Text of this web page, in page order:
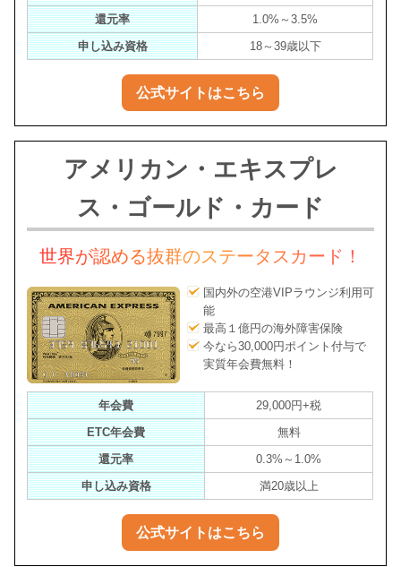
還元率
1.0%～3.5%
申し込み資格
18～39歳以下
公式サイトはこちら
アメリカン・エキスプレ
ス・ゴールド・カード
世界が認める抜群のステータスカード！
国内外の空港VIPラウンジ利用可
能
最高１億円の海外障害保険
今なら30,000円ポイント付与で
実質年会費無料！
年会費
29,000円+税
ETC年会費
無料
還元率
0.3%～1.0%
申し込み資格
満20歳以上
公式サイトはこちら